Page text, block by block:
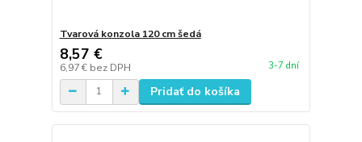
Tvarová konzola 120 cm šedá
8,57 €
6,97 € bez DPH 3-7 dní
Pridať do košíka